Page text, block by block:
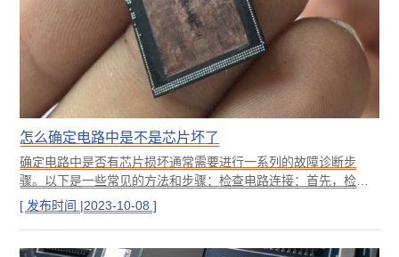
怎么确定电路中是不是芯片坏了
确定电路中是否有芯片损坏通常需要进行一系列的故障诊断步
骤。以下是一些常见的方法和步骤：检查电路连接：首先，检查
电路中的连接是否正确，包括插头、插座、焊点等。确保没有松
动、断开或短路的情况。
[ 发布时间 |2023-10-08 ]